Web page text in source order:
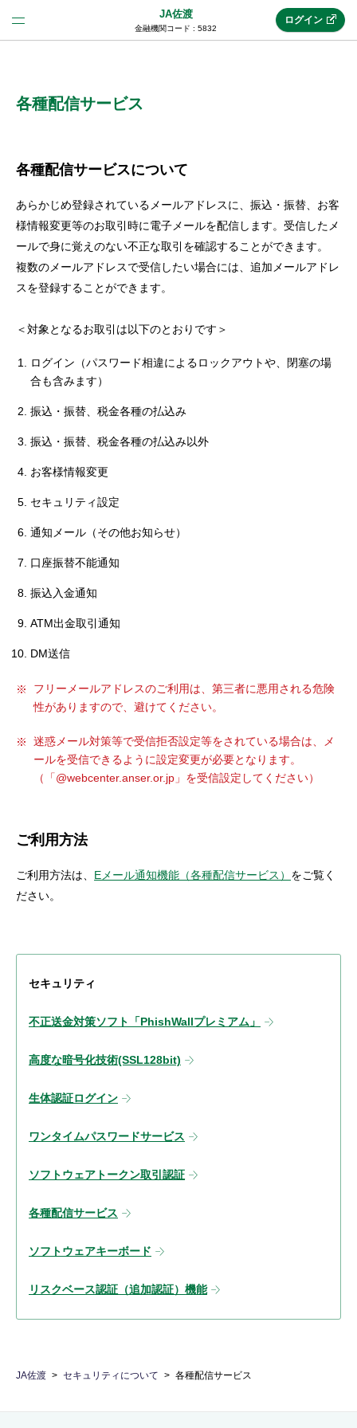
JA佐渡
金融機関コード : 5832
(法人JAネットバンク)
メリット
セキュリティ
使い方
困った時は
ログイン
各種配信サービス
各種配信サービスについて
あらかじめ登録されているメールアドレスに、振込・振替、お客
様情報変更等のお取引時に電子メールを配信します。受信したメ
ールで身に覚えのない不正な取引を確認することができます。
複数のメールアドレスで受信したい場合には、追加メールアドレ
スを登録することができます。
＜対象となるお取引は以下のとおりです＞
ログイン（パスワード相違によるロックアウトや、閉塞の場
合も含みます）
振込・振替、税金各種の払込み
振込・振替、税金各種の払込み以外
お客様情報変更
セキュリティ設定
通知メール（その他お知らせ）
口座振替不能通知
振込入金通知
ATM出金取引通知
DM送信
フリーメールアドレスのご利用は、第三者に悪用される危険
性がありますので、避けてください。
迷惑メール対策等で受信拒否設定等をされている場合は、メ
ールを受信できるように設定変更が必要となります。
（「@webcenter.anser.or.jp」を受信設定してください）
ご利用方法
ご利用方法は、 Eメール通知機能（各種配信サービス） をご覧く
ださい。
セキュリティ
不正送金対策ソフト「PhishWallプレミアム」
高度な暗号化技術(SSL128bit)
生体認証ログイン
ワンタイムパスワードサービス
ソフトウェアトークン取引認証
各種配信サービス
ソフトウェアキーボード
リスクベース認証（追加認証）機能
JA佐渡 セキュリティについて 各種配信サービス